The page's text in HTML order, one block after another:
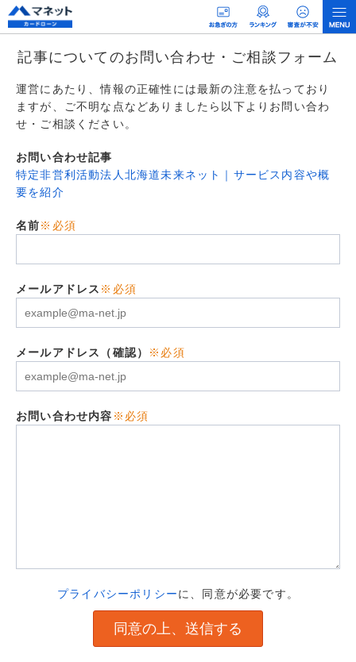
記事についてのお問い合わせ・ご相談フォーム
運営にあたり、情報の正確性には最新の注意を払っており
ますが、ご不明な点などありましたら以下よりお問い合わ
せ・ご相談ください。
お問い合わせ記事
特定非営利活動法人北海道未来ネット｜サービス内容や概
要を紹介
名前※必須
メールアドレス ※必須
メールアドレス（確認） ※必須
お問い合わせ内容 ※必須
プライバシーポリシーに、同意が必要です。